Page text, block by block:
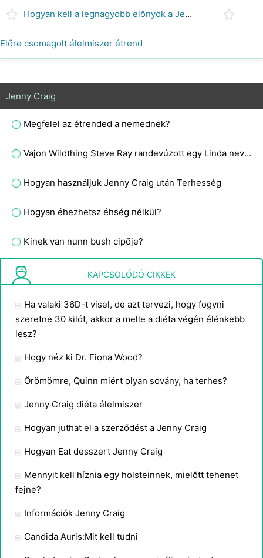
Hogyan kell a legnagyobb előnyök a Jenny Craig tagság
Előre csomagolt élelmiszer étrend
Jenny Craig
Megfelel az étrended a nemednek?
Vajon Wildthing Steve Ray randevúzott egy Linda nevű kövér lánnyal, aki kétpólusú?
Hogyan használjuk Jenny Craig után Terhesség
Hogyan éhezhetsz éhség nélkül?
Kinek van nunn bush cipője?
Welsh Springer Mit kell tudni
KAPCSOLÓDÓ CIKKEK
Ha valaki 36D-t visel, de azt tervezi, hogy fogyni
szeretne 30 kilót, akkor a melle a diéta végén élénkebb
lesz?
Hogy néz ki Dr. Fiona Wood?
Örömömre, Quinn miért olyan sovány, ha terhes?
Jenny Craig diéta élelmiszer
Hogyan juthat el a szerződést a Jenny Craig
Hogyan Eat desszert Jenny Craig
Mennyit kell híznia egy holsteinnek, mielőtt tehenet
fejne?
Információk Jenny Craig
Candida Auris:Mit kell tudni